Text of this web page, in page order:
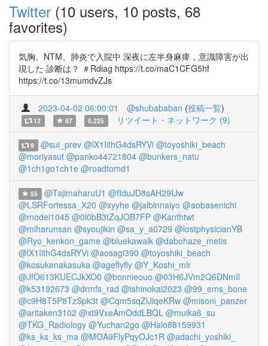
Twitter (10 users, 10 posts, 68
favorites)
気胸、NTM、肺炎で入院中 深夜に左半身麻痺，意識障害が出
現した 診断は？ ＃Rdiag https://t.co/maC1CFG5hf
https://t.co/13mumdvZJs
2023-04-02 06:00:01 @shubababan (投稿一覧)
12 87 0.225 リツイート・ネットワーク (9)
9 @sui_prev @lX1IithG4dsRYVi @toyoshiki_beach
@moriyasut @panko44721804 @bunkers_natu
@1ch1go1ch1e @roadtomd1
55 @TajimaharuU1 @fIduJD8sAH29IJw
@LSRFortessa_X20 @xyyhe @jalbinnaiyo @aobasenichi
@model1045 @0l0bB3tZqJOB7FP @Kanthtwt
@miharunsan @syoujikin @sa_y_a0729 @lostphysicianYB
@Ryo_kenkon_game @bluekawalk @dabohaze_metis
@lX1IithG4dsRYVi @aosagi390 @toyoshiki_beach
@kosukenakasuka @ageflyfly @Y_Koshi_mlr
@JfO613KUECJkXO0 @bonnieouo @03H6JVm2Q6DNmIl
@k53192673 @drmfs_rad @ishinokai2023 @99_ems_bone
@c9H8T5P8TzSpk3t @Cqm5sqZlJiqeKRw @misoni_panzer
@aritaken3102 @xt9VxeAmOddLBQL @muika6_su
@TKG_Radiology @Yuchan2go @Halo88159931
@ks_ks_ks_ma @MOA9FlyPqyOJc1R @adachi_yoshiki_